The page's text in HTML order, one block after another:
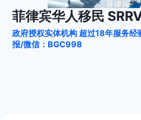
菲律宾华人移民
政府授权实体机构 超过18年服务经
报/微信：BGC998